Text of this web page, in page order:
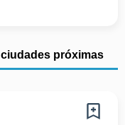
ciudades próximas